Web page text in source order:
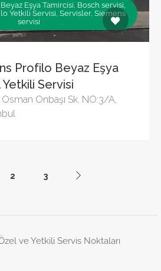
Eşya Tamircisi, Bosch servisi,
Yetkili Servisi, Servisler, Siemens
servisi
Profilo Beyaz Eşya
Servisi
Onbaşı Sk. NO:3/A,
2 3
ve Yetkili Servis Noktaları